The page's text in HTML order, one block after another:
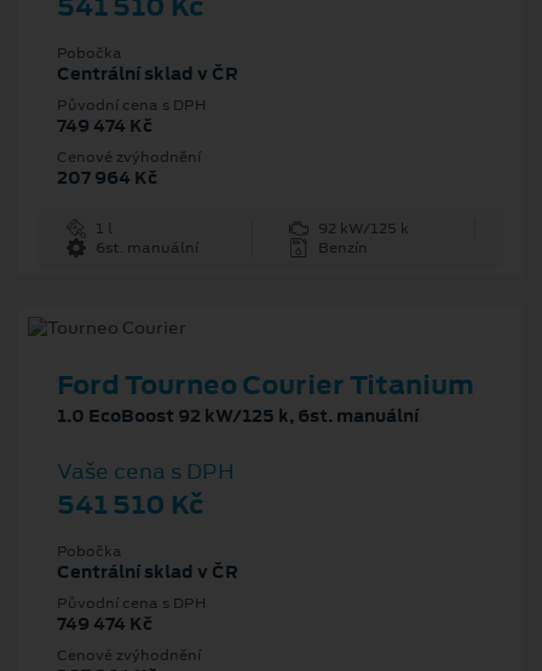
Pobočka
Centrální sklad v ČR
Původní cena s DPH
749 474 Kč
Cenové zvýhodnění
207 964 Kč
1 l
92 kW/125 k
6st. manuální
Benzín
Ford Tourneo Courier Titanium
1.0 EcoBoost 92 kW/125 k, 6st. manuální
Vaše cena s DPH
541 510 Kč
Pobočka
Centrální sklad v ČR
Původní cena s DPH
749 474 Kč
Cenové zvýhodnění